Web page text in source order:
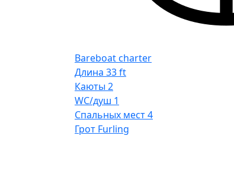
Bareboat charter
Длина 33 ft
Каюты 2
WC/душ 1
Спальных мест4
Грот Furling